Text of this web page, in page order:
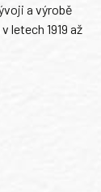
a výrobě
letech 1919 až